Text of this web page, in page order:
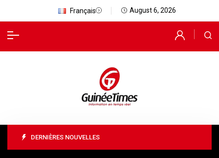
Français August 6, 2026
DERNIÈRES NOUVELLES